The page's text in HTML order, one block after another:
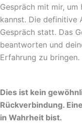
Gespräch mit mir, um
kannst. Die definitive
Gespräch statt. Das
beantworten und
Erfahrung zu bringen.
Dies ist kein
Rückverbindung.
in Wahrheit bist.